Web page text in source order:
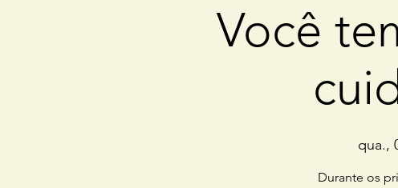
Você
qua.,
Durante os